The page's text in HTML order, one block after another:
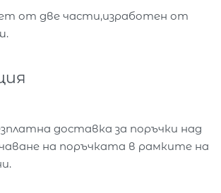
от две части,изработен от
доставка за поръчки над
на поръчката в рамките на